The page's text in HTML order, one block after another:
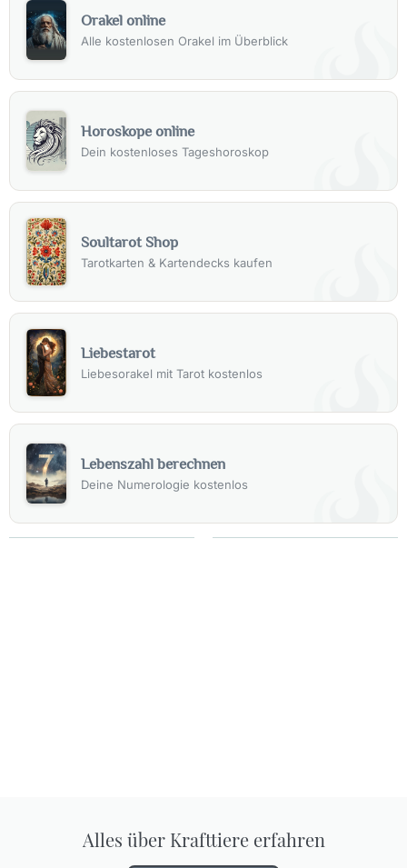
Orakel online
Alle kostenlosen Orakel im Überblick
Horoskope online
Dein kostenloses Tageshoroskop
Soultarot Shop
Tarotkarten & Kartendecks kaufen
Liebestarot
Liebesorakel mit Tarot kostenlos
Lebenszahl berechnen
Deine Numerologie kostenlos
Alles über Krafttiere erfahren